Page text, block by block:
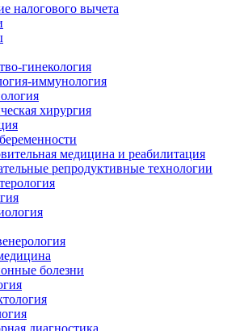
налогового вычета
гинекология
иммунология
хирургия
медицина и реабилитация
репродуктивные технологии
болезни
диагностика